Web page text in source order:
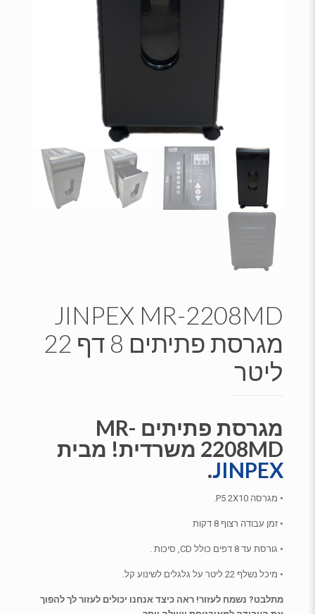
JINPEX MR-2208MD
מגרסת פתיתים 8 דף 22
ליטר
מגרסת פתיתים MR-
2208MD משרדית! מבית
JINPEX
.
• מגרסה P5 2X10.
• זמן עבודה רצוף 8 דקות
• גורסת עד 8 דפים כולל CD, סיכות .
• מיכל נשלף 22 ליטר על גלגלים לשינוע קל.
מתלבט? נשמח לעזור! ראה כיצד אנחנו יכולים לעזור לך להפוך